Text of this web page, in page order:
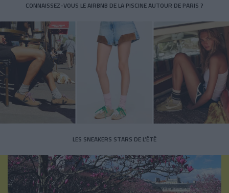
CONNAISSEZ-VOUS LE AIRBNB DE LA PISCINE AUTOUR DE PARIS ?
LES SNEAKERS STARS DE L’ÉTÉ